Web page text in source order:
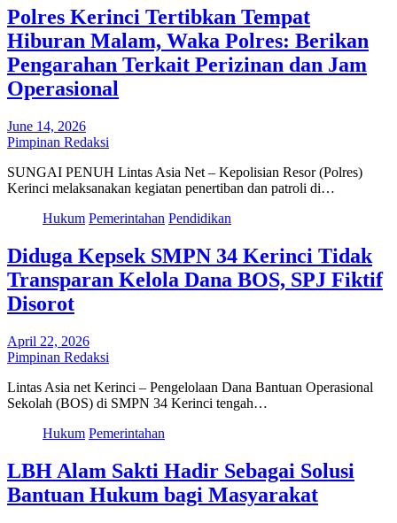
Polres Kerinci Tertibkan Tempat
Hiburan Malam, Waka Polres: Berikan
Pengarahan Terkait Perizinan dan Jam
Operasional
June 14, 2026
Pimpinan Redaksi
SUNGAI PENUH Lintas Asia Net – Kepolisian Resor (Polres)
Kerinci melaksanakan kegiatan penertiban dan patroli di…
Hukum Pemerintahan Pendidikan
Diduga Kepsek SMPN 34 Kerinci Tidak
Transparan Kelola Dana BOS, SPJ Fiktif
Disorot
April 22, 2026
Pimpinan Redaksi
Lintas Asia net Kerinci – Pengelolaan Dana Bantuan Operasional
Sekolah (BOS) di SMPN 34 Kerinci tengah…
Hukum Pemerintahan
LBH Alam Sakti Hadir Sebagai Solusi
Bantuan Hukum bagi Masyarakat